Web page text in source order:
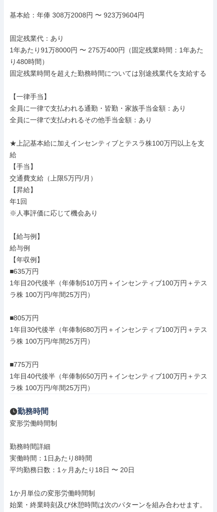
基本給：年俸 308万2008円 〜 923万9604円
固定残業代：あり
1年あたり91万8000円 〜 275万400円（固定残業時間：1年あた
り480時間）
固定残業時間を超えた勤務時間については別途残業代を支給する
【一律手当】
全員に一律で支払われる通勤・皆勤・家族手当金額：あり
全員に一律で支払われるその他手当金額：あり
★上記基本給に加えインセンティブとテスラ株100万円以上を支
給
【手当】
交通費支給（上限5万円/月）
【昇給】
年1回
※人事評価に応じて機会あり
【給与例】
給与例
【年収例】
■635万円
1年目20代後半（年俸制510万円＋インセンティブ100万円＋テス
ラ株 100万円/年間25万円）
■805万円
1年目30代後半（年俸制680万円＋インセンティブ100万円＋テス
ラ株 100万円/年間25万円）
■775万円
1年目40代後半（年俸制650万円＋インセンティブ100万円＋テス
ラ株 100万円/年間25万円）
勤務時間
変形労働時間制
勤務時間詳細
実働時間：1日あたり8時間
平均勤務日数：1ヶ月あたり18日 〜 20日
1か月単位の変形労働時間制
始業・終業時刻及び休憩時間は次のパターンを組み合わせます。